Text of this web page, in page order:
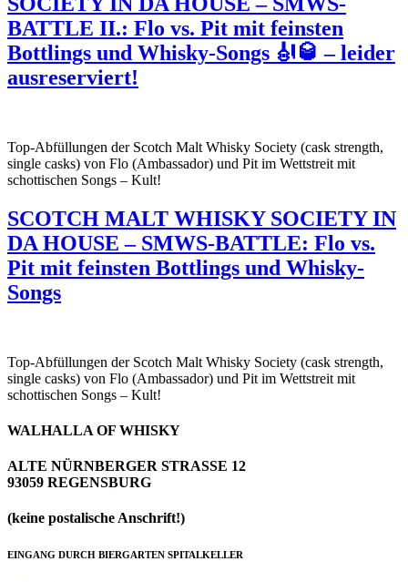
BATTLE II.: Flo vs. Pit mit feinsten
Bottlings und Whisky-Songs 🎻🥃 – leider
ausreserviert!
Top-Abfüllungen der Scotch Malt Whisky Society (cask strength,
single casks) von Flo (Ambassador) und Pit im Wettstreit mit
schottischen Songs – Kult!
SCOTCH MALT WHISKY SOCIETY IN
DA HOUSE – SMWS-BATTLE: Flo vs.
Pit mit feinsten Bottlings und Whisky-
Songs
Top-Abfüllungen der Scotch Malt Whisky Society (cask strength,
single casks) von Flo (Ambassador) und Pit im Wettstreit mit
schottischen Songs – Kult!
WALHALLA OF WHISKY
ALTE NÜRNBERGER STRASSE 12
93059 REGENSBURG
(keine postalische Anschrift!)
EINGANG DURCH BIERGARTEN SPITALKELLER